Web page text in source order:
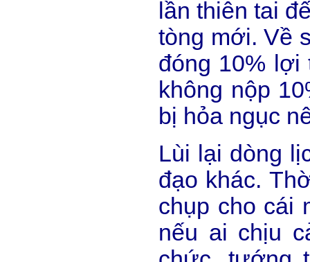
lần thiên tai
tòng mới. Về
đóng 10% lợi
không nộp
bị hỏa ngục
Lùi lại dòng
đạo khác.
chụp cho cái
nếu ai chịu